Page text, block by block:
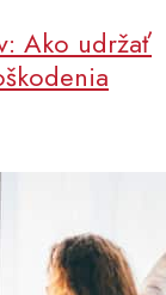
Ako udržať